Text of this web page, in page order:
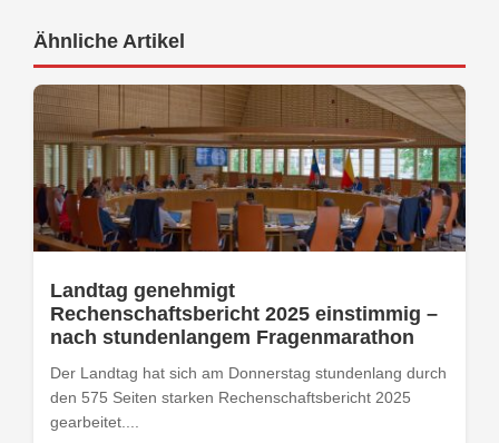
Ähnliche Artikel
Landtag genehmigt
Rechenschaftsbericht 2025 einstimmig –
nach stundenlangem Fragenmarathon
Der Landtag hat sich am Donnerstag stundenlang durch
den 575 Seiten starken Rechenschaftsbericht 2025
gearbeitet....